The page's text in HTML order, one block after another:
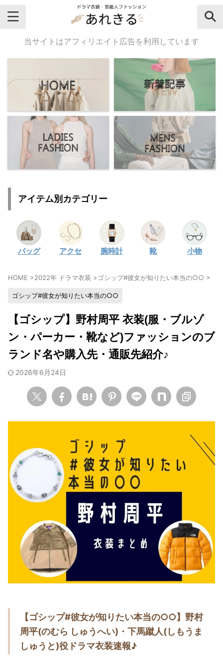
＼芸能人名・ドラマ名で検索♪／
気になるドラマ名や芸能人名でおし
ゃれなドラマ衣装・ファッションを
チェックしてね♪
【よく検索されてる女性芸能人】
・
広瀬すず
川口春奈
・ 石原さとみ
・広瀬アリス
永野芽郁
・波瑠
・奈緒
・
高畑充希
・
さとうほなみ
水川あさみ
田中みな実
・木南晴夏
・
・清原果耶
森七菜
吉川愛
見上愛
出口夏希
・田辺桃子
トリンドル玲奈
深田恭子
芳根京子
当サイトはアフィリエイト広告を利用しています
アイテム別カテゴリー
バッグ アクセ 腕時計 靴 小物
HOME >2022年 ドラマ衣装 >ゴシップ#彼女が知りたい本当の○○ >
ゴシップ#彼女が知りたい本当の○○
【ゴシップ】野村周平 衣装(服・ブルゾ
ン・パーカー・靴など)ファッションのブ
ランド名や購入先・通販先紹介♪
2026年6月24日
【ゴシップ#彼女が知りたい本当の○○】野村
周平(のむら しゅうへい)・下馬蹴人(しもうま
しゅうと)役ドラマ衣装速報♪